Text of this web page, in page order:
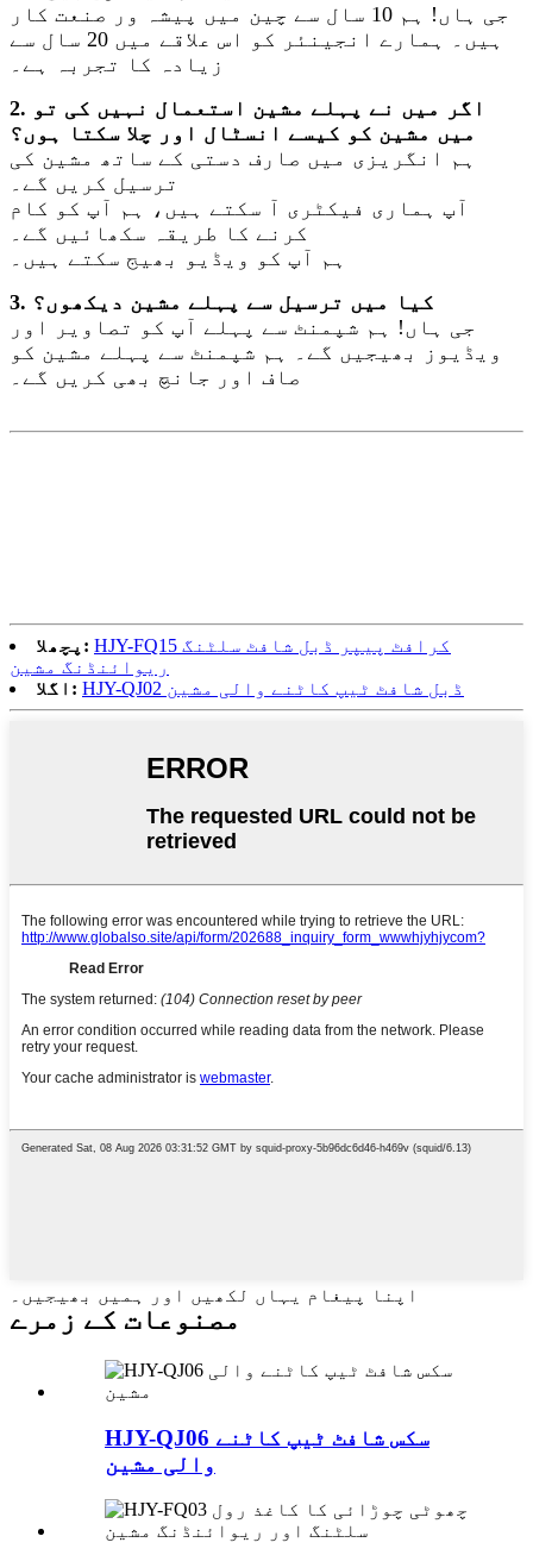
جی ہاں! ہم 10 سال سے چین میں پیشہ ور صنعت کار
ہیں۔ ہمارے انجینئر کو اس علاقے میں 20 سال سے
زیادہ کا تجربہ ہے۔
2. اگر میں نے پہلے مشین استعمال نہیں کی تو
میں مشین کو کیسے انسٹال اور چلا سکتا ہوں؟
ہم انگریزی میں صارف دستی کے ساتھ مشین کی
ترسیل کریں گے۔
آپ ہماری فیکٹری آ سکتے ہیں، ہم آپ کو کام
کرنے کا طریقہ سکھائیں گے۔
ہم آپ کو ویڈیو بھیج سکتے ہیں۔
3. کیا میں ترسیل سے پہلے مشین دیکھوں؟
جی ہاں! ہم شپمنٹ سے پہلے آپ کو تصاویر اور
ویڈیوز بھیجیں گے۔ ہم شپمنٹ سے پہلے مشین کو
صاف اور جانچ بھی کریں گے۔
پچھلا: HJY-FQ15 کرافٹ پیپر ڈبل شافٹ سلٹنگ
ریوائنڈنگ مشین
اگلا:
HJY-QJ02 ڈبل شافٹ ٹیپ کاٹنے والی مشین
اپنا پیغام یہاں لکھیں اور ہمیں بھیجیں۔
مصنوعات کے زمرے
HJY-QJ06 سکس شافٹ ٹیپ کاٹنے
والی مشین